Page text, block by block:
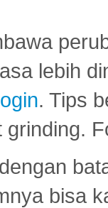
lebih
. Tips
bisa